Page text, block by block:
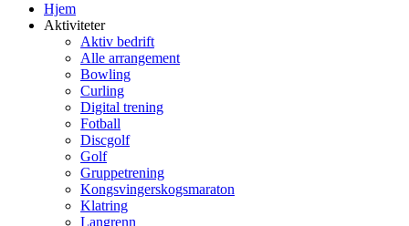
Hjem
Aktiviteter
Aktiv bedrift
Alle arrangement
Bowling
Curling
Digital trening
Fotball
Discgolf
Golf
Gruppetrening
Kongsvingerskogsmaraton
Klatring
Langrenn